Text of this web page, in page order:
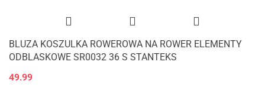
BLUZA KOSZULKA ROWEROWA NA ROWER ELEMENTY
ODBLASKOWE SR0032 36 S STANTEKS
49.99